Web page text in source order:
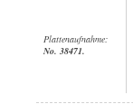
Plattenaufnahme:
No. 38471.